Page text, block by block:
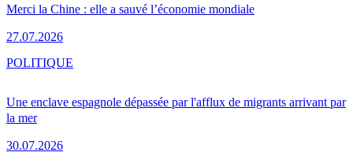
Merci la Chine : elle a sauvé l’économie mondiale
27.07.2026
Une enclave espagnole dépassée par l'afflux de migrants arrivant par
la mer
30.07.2026
POLITIQUE